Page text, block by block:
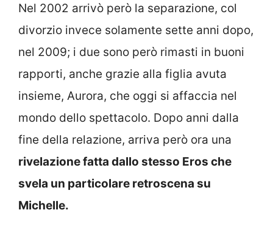
Nel 2002 arrivò però la separazione, col
divorzio invece solamente sette anni dopo,
nel 2009; i due sono però rimasti in buoni
rapporti, anche grazie alla figlia avuta
insieme, Aurora, che oggi si affaccia nel
mondo dello spettacolo. Dopo anni dalla
fine della relazione, arriva però ora una
rivelazione fatta dallo stesso Eros che
svela un particolare retroscena su
Michelle.